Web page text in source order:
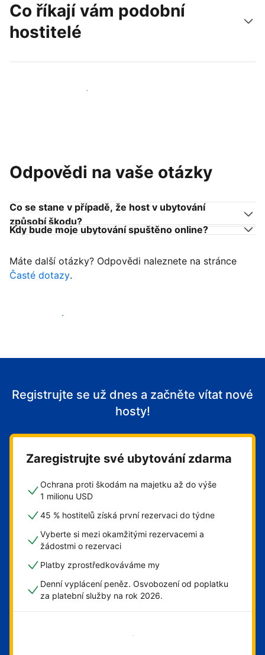
Co říkají vám podobní
hostitelé
Připojit se k dalším hostitelům
Odpovědi na vaše otázky
Co se stane v případě, že host v ubytování
způsobí škodu?
Kdy bude moje ubytování spuštěno online?
Máte další otázky? Odpovědi naleznete na stránce
Časté dotazy.
Začít přijímat hosty
Registrujte se už dnes a začněte vítat nové
hosty!
Zaregistrujte své ubytování zdarma
Ochrana proti škodám na majetku až do výše
1 milionu USD
45 % hostitelů získá první rezervaci do týdne
Vyberte si mezi okamžitými rezervacemi a
žádostmi o rezervaci
Platby zprostředkováváme my
Denní vyplácení peněz. Osvobození od poplatku
za platební služby na rok 2026.
Začít hned